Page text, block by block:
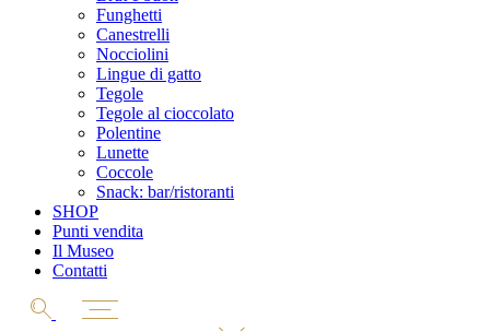
Funghetti
Canestrelli
Nocciolini
Lingue di gatto
Tegole
Tegole al cioccolato
Polentine
Lunette
Coccole
Snack: bar/ristoranti
SHOP
Punti vendita
Il Museo
Contatti